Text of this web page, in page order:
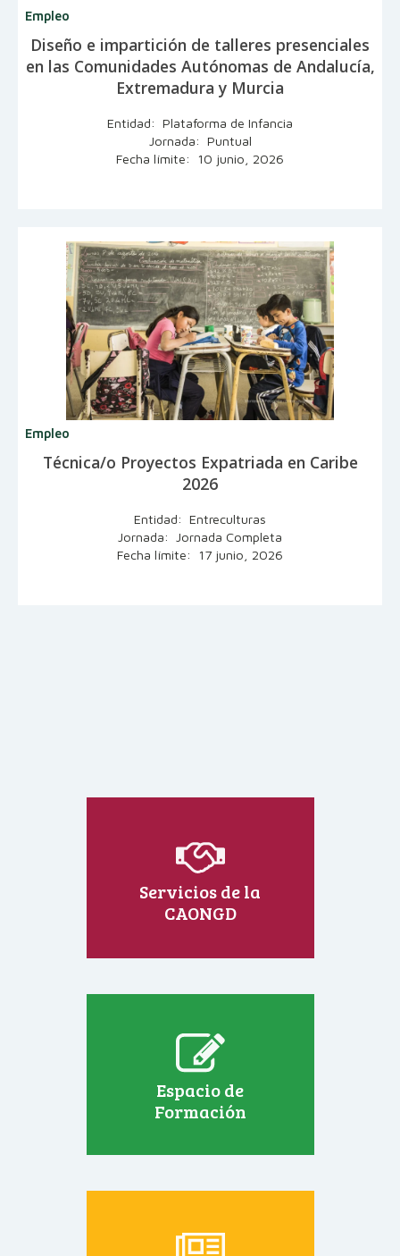
Empleo
Diseño e impartición de talleres presenciales
en las Comunidades Autónomas de Andalucía,
Extremadura y Murcia
Entidad: Plataforma de Infancia
Jornada: Puntual
Fecha límite: 10 junio, 2026
Empleo
Técnica/o Proyectos Expatriada en Caribe
2026
Entidad: Entreculturas
Jornada: Jornada Completa
Fecha límite: 17 junio, 2026
Servicios de la
CAONGD
Espacio de
Formación